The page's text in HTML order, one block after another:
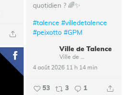
quotidien ? 🌈✨
#talence #villedetalence
#peixotto #GPM
Ville de Talence
4 août 2026 11 h 14 min
53 3 1